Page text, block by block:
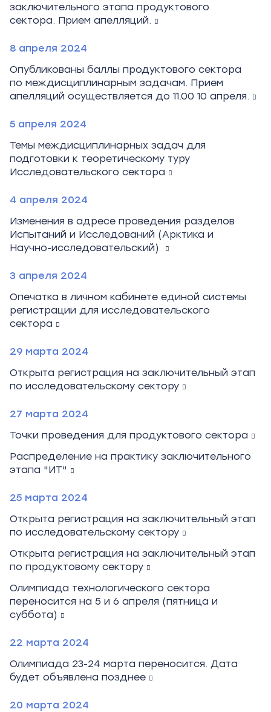
заключительного этапа продуктового
сектора. Прием апелляций.
8 апреля 2024
Опубликованы баллы продуктового сектора
по междисциплинарным задачам. Прием
апелляций осуществляется до 11.00 10 апреля.
5 апреля 2024
Темы междисциплинарных задач для
подготовки к теоретическому туру
Исследовательского сектора
4 апреля 2024
Изменения в адресе проведения разделов
Испытаний и Исследований (Арктика и
Научно-исследовательский)
3 апреля 2024
Опечатка в личном кабинете единой системы
регистрации для исследовательского
сектора
29 марта 2024
Открыта регистрация на заключительный этап
по исследовательскому сектору
27 марта 2024
Точки проведения для продуктового сектора
Распределение на практику заключительного
этапа "ИТ"
25 марта 2024
Открыта регистрация на заключительный этап
по исследовательскому сектору
Открыта регистрация на заключительный этап
по продуктовому сектору
Олимпиада технологического сектора
переносится на 5 и 6 апреля (пятница и
суббота)
22 марта 2024
Олимпиада 23-24 марта переносится. Дата
будет объявлена позднее
20 марта 2024